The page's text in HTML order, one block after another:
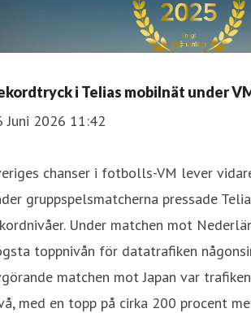
i Telias mobilnät under
Juni 2026 11:42
chanser i fotbolls-VM lever
gruppspelsmatcherna pressade
Under matchen mot
toppnivån för datatrafiken
matchen mot Japan var
med en topp på cirka 200 procent